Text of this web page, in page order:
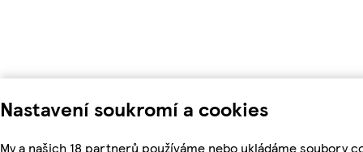
Nastavení soukromí a cookies
My a našich 18 partnerů používáme nebo ukládáme soubory